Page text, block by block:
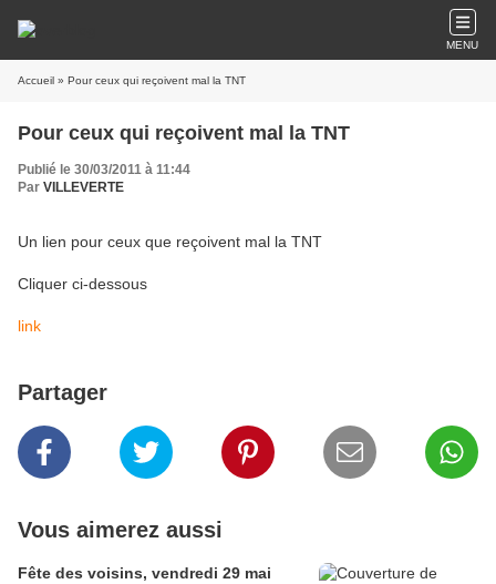
MENU
Accueil » Pour ceux qui reçoivent mal la TNT
Pour ceux qui reçoivent mal la TNT
Publié le 30/03/2011 à 11:44
Par VILLEVERTE
Un lien pour ceux que reçoivent mal la TNT
Cliquer ci-dessous
link
Partager
Vous aimerez aussi
Fête des voisins, vendredi 29 mai